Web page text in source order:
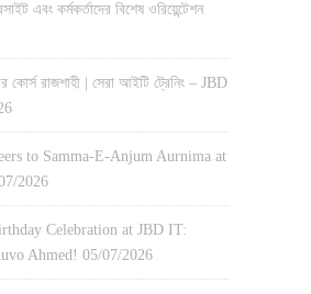
এবং কর্মকর্তাদের বিশেষ ওরিয়েন্টেশন
কোর্স রাজশাহী | সেরা আইটি ট্রেনিং – JBD
to Samma-E-Anjum Aurnima at
2026
Celebration at JBD IT:
Ahmed! 05/07/2026